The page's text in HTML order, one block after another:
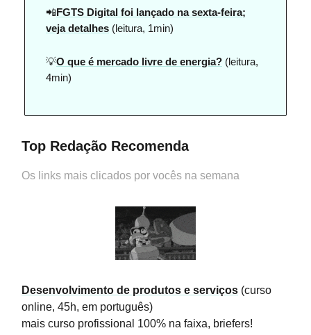
📲FGTS Digital foi lançado na sexta-feira;
veja detalhes (leitura, 1min)
💡O que é mercado livre de energia? (leitura,
4min)
Top Redação Recomenda
Os links mais clicados por vocês na semana
Desenvolvimento de produtos e serviços (curso
online, 45h, em português)
mais curso profissional 100% na faixa, briefers!